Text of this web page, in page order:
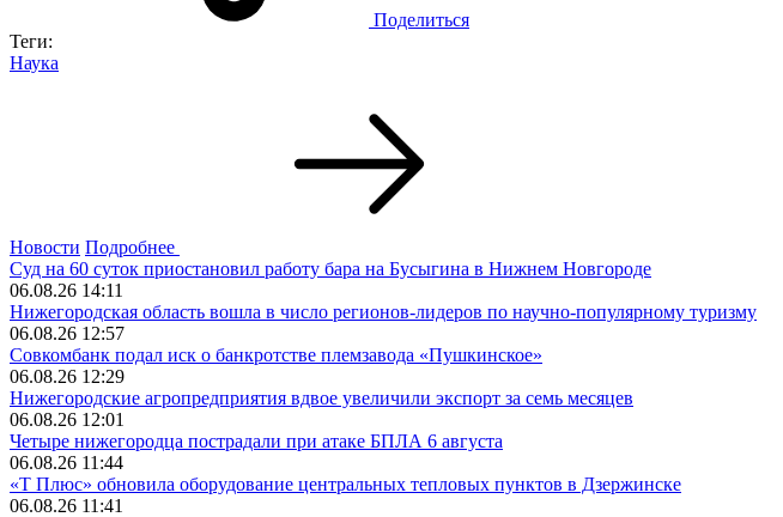
Поделиться
Теги:
Наука
Новости Подробнее
Суд на 60 суток приостановил работу бара на Бусыгина в Нижнем Новгороде
06.08.26 14:11
Нижегородская область вошла в число регионов-лидеров по научно-популярному туризму
06.08.26 12:57
Совкомбанк подал иск о банкротстве племзавода «Пушкинское»
06.08.26 12:29
Нижегородские агропредприятия вдвое увеличили экспорт за семь месяцев
06.08.26 12:01
Четыре нижегородца пострадали при атаке БПЛА 6 августа
06.08.26 11:44
«Т Плюс» обновила оборудование центральных тепловых пунктов в Дзержинске
06.08.26 11:41